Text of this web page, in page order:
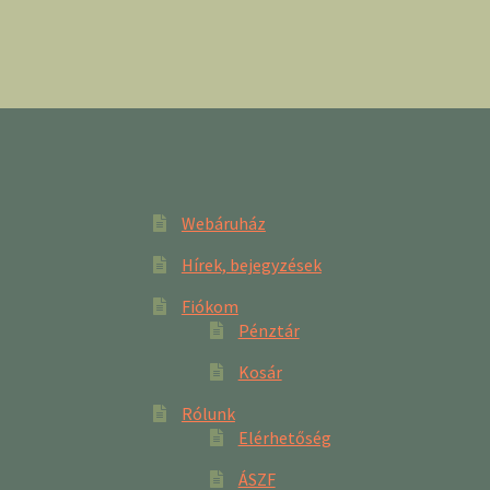
Webáruház
Hírek, bejegyzések
Fiókom
Pénztár
Kosár
Rólunk
Elérhetőség
ÁSZF